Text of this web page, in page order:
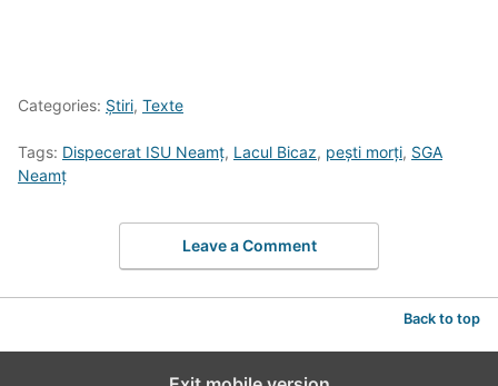
Categories: Știri, Texte
Tags: Dispecerat ISU Neamț, Lacul Bicaz, pești morți, SGA
Neamț
Leave a Comment
Back to top